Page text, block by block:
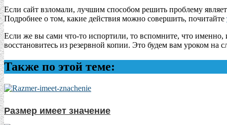
Если сайт взломали, лучшим способом решить проблему
Подробнее о том, какие действия можно совершить, почитайте
Если же вы сами что-то испортили, то вспомните, что именно,
восстановитесь из резервной копии. Это будем вам уроком на
Также по этой теме:
Размер имеет значение